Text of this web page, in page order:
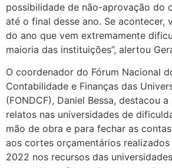
possibilidade de não-aprovação do
até o final desse ano. Se acontecer,
do ano que vem extremamente
maioria das instituições”, alertou
O coordenador do Fórum Nacional
Contabilidade e Finanças das
(FONDCF), Daniel Bessa, destacou
relatos nas universidades de
mão de obra e para fechar as
aos cortes orçamentários
2022 nos recursos das